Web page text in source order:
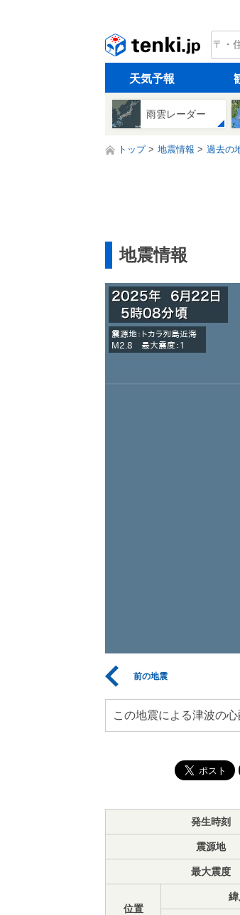
天気予報
雨雲レーダー
トップ 地震情報 過去の
地震情報
前の地震
この地震による津波の心
発生時刻
震源地
最大震度
位置